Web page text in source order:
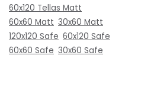
60x120 Tellas Matt
60x60 Matt 30x60 Matt
120x120 Safe 60x120 Safe
60x60 Safe 30x60 Safe